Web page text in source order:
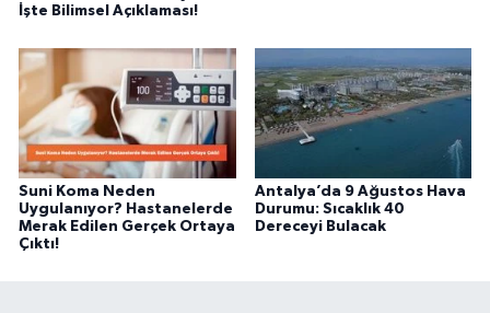
İşte Bilimsel Açıklaması!
Suni Koma Neden
Uygulanıyor? Hastanelerde
Merak Edilen Gerçek Ortaya
Çıktı!
Antalya’da 9 Ağustos Hava
Durumu: Sıcaklık 40
Dereceyi Bulacak